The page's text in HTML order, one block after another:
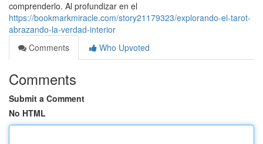
comprenderlo. Al profundizar en el
https://bookmarkmiracle.com/story21179323/explorando-el-tarot-
abrazando-la-verdad-interior
Comments
Who Upvoted
Comments
Submit a Comment
No HTML